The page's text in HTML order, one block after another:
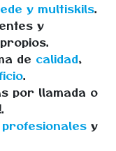
y multiskils.
y
de calidad,
.
por llamada o
profesionales y